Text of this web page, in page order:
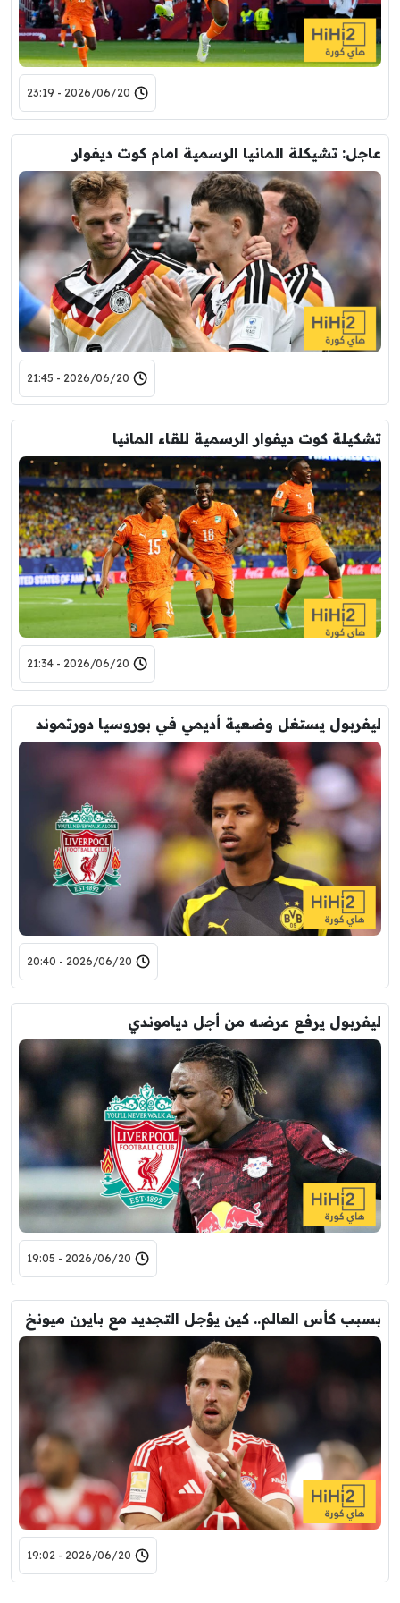
2026/06/20 - 23:19
عاجل: تشيكلة المانيا الرسمية امام كوت ديفوار
2026/06/20 - 21:45
تشكيلة كوت ديفوار الرسمية للقاء المانيا
2026/06/20 - 21:34
ليفربول يستغل وضعية أديمي في بوروسيا دورتموند
2026/06/20 - 20:40
ليفربول يرفع عرضه من أجل دياموندي
2026/06/20 - 19:05
بسبب كأس العالم.. كين يؤجل التجديد مع بايرن ميونخ
2026/06/20 - 19:02